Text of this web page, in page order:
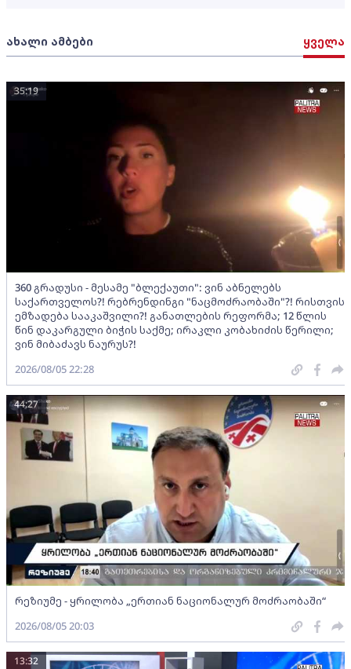
ახალი ამბები ყველა
360 გრადუსი - მესამე "ბლექაუთი": ვინ აბნელებს
საქართველოს?! რებრენდინგი "ნაცმოძრაობაში"?! რისთვის
ემზადება სააკაშვილი?! განათლების რეფორმა; 12 წლის
წინ დაკარგული ბიჭის საქმე; ირაკლი კობახიძის წერილი;
ვინ მიბაძავს ნაურუს?!
35:19
2026/08/05 22:28
რეზიუმე - ყრილობა „ერთიან ნაციონალურ მოძრაობაში“
44:27
2026/08/05 20:03
13:32